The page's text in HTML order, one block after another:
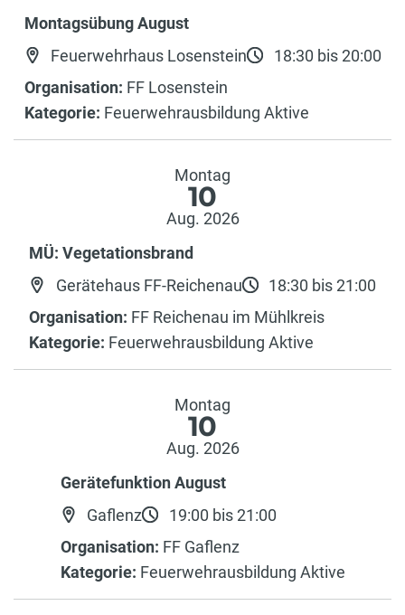
Montagsübung August
Feuerwehrhaus Losenstein
18:30 bis 20:00
Organisation: FF Losenstein
Kategorie: Feuerwehrausbildung Aktive
Montag
10
Aug. 2026
MÜ: Vegetationsbrand
Gerätehaus FF-Reichenau
18:30 bis 21:00
Organisation: FF Reichenau im Mühlkreis
Kategorie: Feuerwehrausbildung Aktive
Montag
10
Aug. 2026
Gerätefunktion August
Gaflenz
19:00 bis 21:00
Organisation: FF Gaflenz
Kategorie: Feuerwehrausbildung Aktive